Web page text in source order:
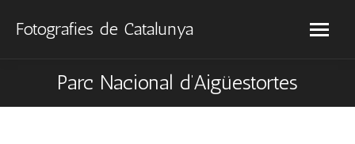
Fotografies de Catalunya
Parc Nacional d’Aigüestortes